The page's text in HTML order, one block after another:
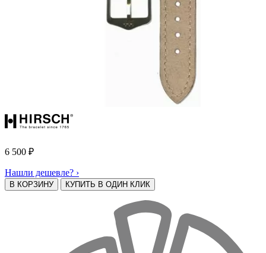
6 500 ₽
Нашли дешевле? ›
В КОРЗИНУ КУПИТЬ В ОДИН КЛИК